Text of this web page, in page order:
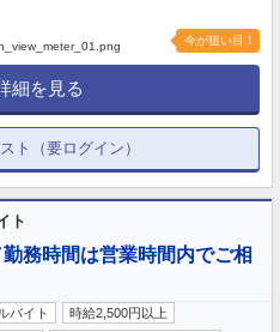
今が狙い目！
細を見る
ト（要ログイン）
ト
務時間は営業時間内でご相
バイト
時給2,500円以上